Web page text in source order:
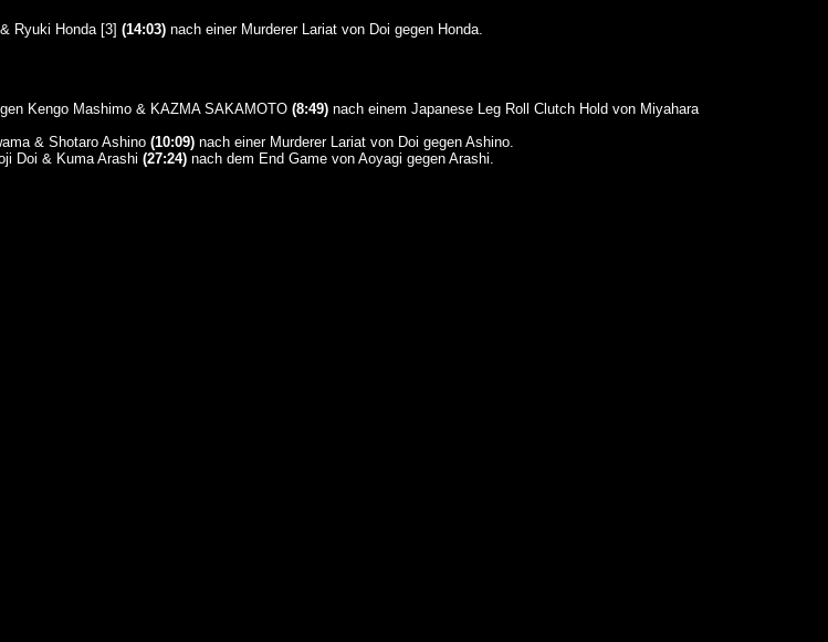
Ryuki Honda [3] (14:03)nach einer Murderer Lariat von Doi gegen Honda.
Kengo Mashimo & KAZMA SAKAMOTO (8:49)nach einem Japanese Leg Roll Clutch Hold von Miyahara
& Shotaro Ashino (10:09)nach einer Murderer Lariat von Doi gegen Ashino.
Doi & Kuma Arashi (27:24)nach dem End Game von Aoyagi gegen Arashi.